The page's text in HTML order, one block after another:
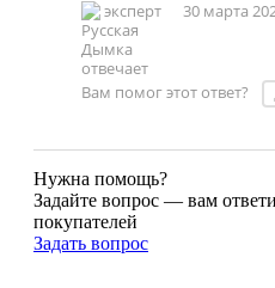
эксперт 30 марта
Вам помог этот ответ?
Нужна помощь?
Задайте вопрос — вам
покупателей
Задать вопрос